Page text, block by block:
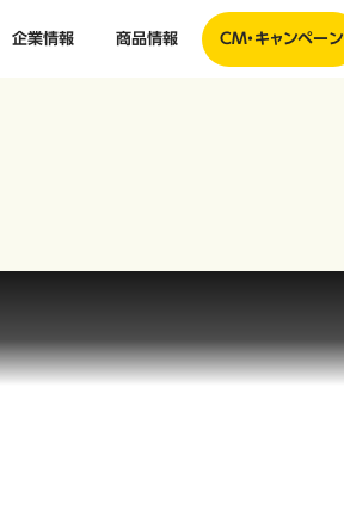
企業情報 商品情報 CM・キャンペーン